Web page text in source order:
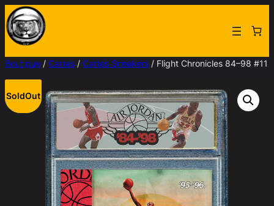
Aller
au
contenu
Boutique / Cartes / Cartes Sneakers / Flight Chronicles 84–98 #11
SoldOut